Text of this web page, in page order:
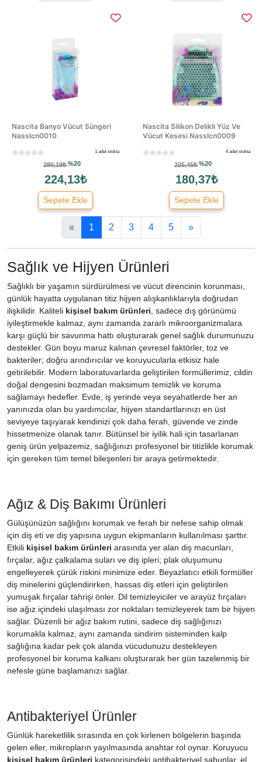
Nascita Banyo Vücut Süngeri
Nasslcn0010
1 adet stokta
280,19₺%20
224,13₺
Sepete Ekle
Nascita Silikon Delikli Yüz Ve
Vücut Kesesi Nasslcn0009
4 adet stokta
225,45₺%20
180,37₺
Sepete Ekle
« 1 2 3 4 5 »
Sağlık ve Hijyen Ürünleri
Sağlıklı bir yaşamın sürdürülmesi ve vücut direncinin korunması,
günlük hayatta uygulanan titiz hijyen alışkanlıklarıyla doğrudan
ilişkilidir. Kaliteli kişisel bakım ürünleri , sadece dış görünümü
iyileştirmekle kalmaz, aynı zamanda zararlı mikroorganizmalara
karşı güçlü bir savunma hattı oluşturarak genel sağlık durumunuzu
destekler. Gün boyu maruz kalınan çevresel faktörler, toz ve
bakteriler; doğru arındırıcılar ve koruyucularla etkisiz hale
getirilebilir. Modern laboratuvarlarda geliştirilen formüllerimiz, cildin
doğal dengesini bozmadan maksimum temizlik ve koruma
sağlamayı hedefler. Evde, iş yerinde veya seyahatlerde her an
yanınızda olan bu yardımcılar, hijyen standartlarınızı en üst
seviyeye taşıyarak kendinizi çok daha ferah, güvende ve zinde
hissetmenize olanak tanır. Bütünsel bir iyilik hali için tasarlanan
geniş ürün yelpazemiz, sağlığınızı profesyonel bir titizlikle korumak
için gereken tüm temel bileşenleri bir araya getirmektedir.
Ağız & Diş Bakımı Ürünleri
Gülüşünüzün sağlığını korumak ve ferah bir nefese sahip olmak
için diş eti ve diş yapısına uygun ekipmanların kullanılması şarttır.
Etkili kişisel bakım ürünleri arasında yer alan diş macunları,
fırçalar, ağız çalkalama suları ve diş ipleri; plak oluşumunu
engelleyerek çürük riskini minimize eder. Beyazlatıcı etkili formüller
diş minelerini güçlendirirken, hassas diş etleri için geliştirilen
yumuşak fırçalar tahrişi önler. Dil temizleyiciler ve arayüz fırçaları
ise ağız içindeki ulaşılması zor noktaları temizleyerek tam bir hijyen
sağlar. Düzenli bir ağız bakım rutini, sadece diş sağlığınızı
korumakla kalmaz, aynı zamanda sindirim sisteminden kalp
sağlığına kadar pek çok alanda vücudunuzu destekleyen
profesyonel bir koruma kalkanı oluşturarak her gün tazelenmiş bir
nefesle güne başlamanızı sağlar.
Antibakteriyel Ürünler
Günlük hareketlilik sırasında en çok kirlenen bölgelerin başında
gelen eller, mikropların yayılmasında anahtar rol oynar. Koruyucu
kişisel bakım ürünleri kategorisindeki antibakteriyel sabunlar, el